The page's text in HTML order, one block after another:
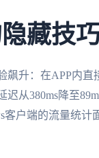
藏技
飙升：在APP内
从380ms降至
客户端的流量统